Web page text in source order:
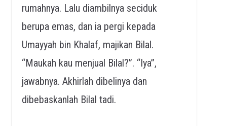
rumahnya. Lalu diambilnya seciduk
berupa emas, dan ia pergi kepada
Umayyah bin Khalaf, majikan Bilal.
“Maukah kau menjual Bilal?”. “Iya”,
jawabnya. Akhirlah dibelinya dan
dibebaskanlah Bilal tadi.